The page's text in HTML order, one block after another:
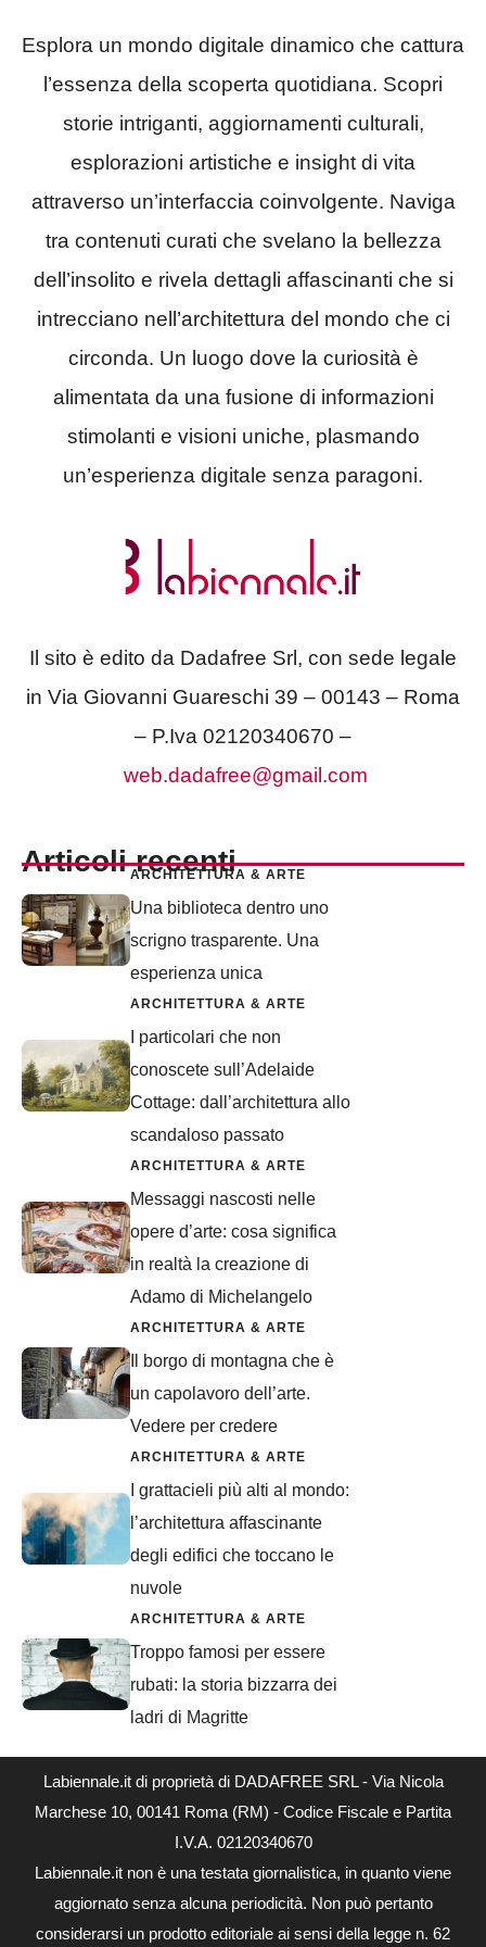
Esplora un mondo digitale dinamico che cattura
l’essenza della scoperta quotidiana. Scopri
storie intriganti, aggiornamenti culturali,
esplorazioni artistiche e insight di vita
attraverso un’interfaccia coinvolgente. Naviga
tra contenuti curati che svelano la bellezza
dell’insolito e rivela dettagli affascinanti che si
intrecciano nell’architettura del mondo che ci
circonda. Un luogo dove la curiosità è
alimentata da una fusione di informazioni
stimolanti e visioni uniche, plasmando
un’esperienza digitale senza paragoni.
Il sito è edito da Dadafree Srl, con sede legale
in Via Giovanni Guareschi 39 – 00143 – Roma
– P.Iva 02120340670 –
web.dadafree@gmail.com
Articoli recenti
ARCHITETTURA & ARTE
Una biblioteca dentro uno
scrigno trasparente. Una
esperienza unica
ARCHITETTURA & ARTE
I particolari che non
conoscete sull’Adelaide
Cottage: dall’architettura allo
scandaloso passato
ARCHITETTURA & ARTE
Messaggi nascosti nelle
opere d’arte: cosa significa
in realtà la creazione di
Adamo di Michelangelo
ARCHITETTURA & ARTE
Il borgo di montagna che è
un capolavoro dell’arte.
Vedere per credere
ARCHITETTURA & ARTE
I grattacieli più alti al mondo:
l’architettura affascinante
degli edifici che toccano le
nuvole
ARCHITETTURA & ARTE
Troppo famosi per essere
rubati: la storia bizzarra dei
ladri di Magritte
Labiennale.it di proprietà di DADAFREE SRL - Via Nicola
Marchese 10, 00141 Roma (RM) - Codice Fiscale e Partita
I.V.A. 02120340670
Labiennale.it non è una testata giornalistica, in quanto viene
aggiornato senza alcuna periodicità. Non può pertanto
considerarsi un prodotto editoriale ai sensi della legge n. 62